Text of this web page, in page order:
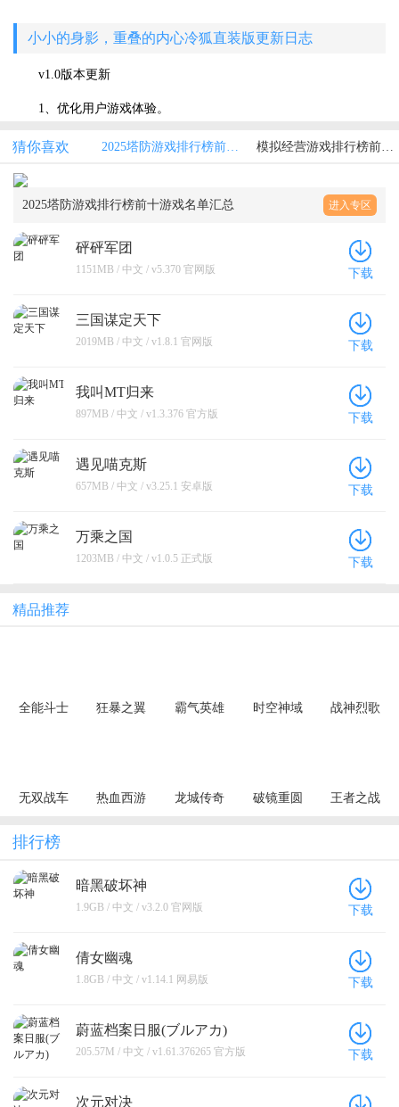
小小的身影，重叠的内心冷狐直装版更新日志
v1.0版本更新
1、优化用户游戏体验。
猜你喜欢 2025塔防游戏排行榜前十游戏名单汇总 模拟经营游戏排行榜前十名
2025塔防游戏排行榜前十游戏名单汇总 进入专区
砰砰军团
1151MB / 中文 / v5.370 官网版 下载
三国谋定天下
2019MB / 中文 / v1.8.1 官网版 下载
我叫MT归来
897MB / 中文 / v1.3.376 官方版 下载
遇见喵克斯
657MB / 中文 / v3.25.1 安卓版 下载
万乘之国
1203MB / 中文 / v1.0.5 正式版 下载
精品推荐
全能斗士
狂暴之翼
霸气英雄
时空神域
战神烈歌
无双战车
业）
热血西游
龙城传奇
破镜重圆
王者之战
排行榜
暗黑破坏神
1.9GB / 中文 / v3.2.0 官网版 下载
倩女幽魂
1.8GB / 中文 / v1.14.1 网易版 下载
蔚蓝档案日服(ブルアカ)
205.57M / 中文 / v1.61.376265 官方版 下载
次元对决